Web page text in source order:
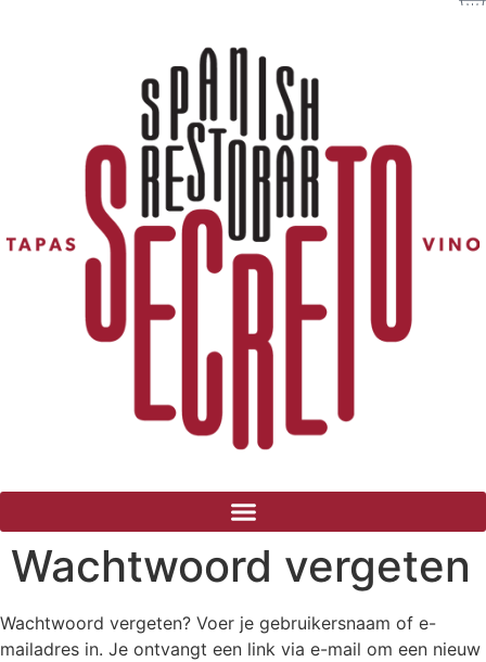
Wachtwoord vergeten
Wachtwoord vergeten? Voer je gebruikersnaam of e-
mailadres in. Je ontvangt een link via e-mail om een nieuw